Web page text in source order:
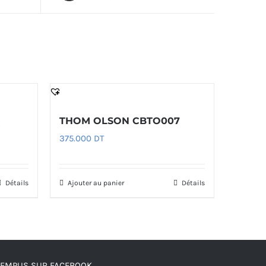
Détails
THOM OLSON CBTO007
375.000 DT
Ajouter au panier Détails